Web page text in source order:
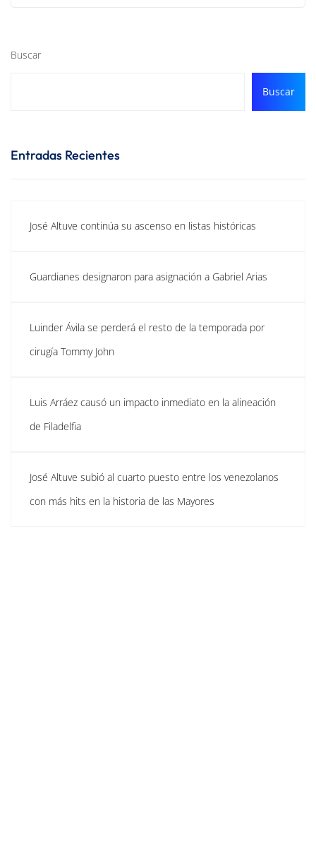
Buscar
Buscar
Entradas Recientes
José Altuve continúa su ascenso en listas históricas
Guardianes designaron para asignación a Gabriel Arias
Luinder Ávila se perderá el resto de la temporada por
cirugía Tommy John
Luis Arráez causó un impacto inmediato en la alineación
de Filadelfia
José Altuve subió al cuarto puesto entre los venezolanos
con más hits en la historia de las Mayores